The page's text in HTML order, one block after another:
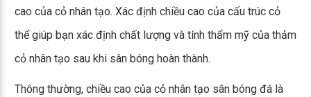
cao của cỏ nhân tạo. Xác định chiều cao của cấu trúc cỏ
thể giúp bạn xác định chất lượng và tính thẩm mỹ của thảm
cỏ nhân tạo sau khi sân bóng hoàn thành.
Thông thường, chiều cao của cỏ nhân tạo sân bóng đá là